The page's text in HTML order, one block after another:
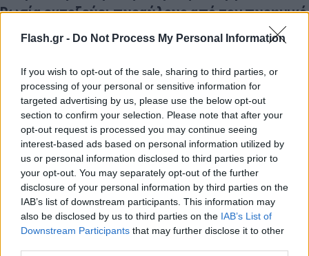
Flash.gr - Do Not Process My Personal Information
If you wish to opt-out of the sale, sharing to third parties, or
processing of your personal or sensitive information for
targeted advertising by us, please use the below opt-out
section to confirm your selection. Please note that after your
opt-out request is processed you may continue seeing
interest-based ads based on personal information utilized by
us or personal information disclosed to third parties prior to
your opt-out. You may separately opt-out of the further
disclosure of your personal information by third parties on the
IAB’s list of downstream participants. This information may
also be disclosed by us to third parties on the IAB’s List of
Downstream Participants that may further disclose it to other
Ρωσία εκτοξεύει πυραύλους από τον πυρηνικό
σταθμό στη Ζαπορίζια
Ο ρωσικός στρατός έχει αναπτύξει εκτοξευτήρες
πυραύλων στις εγκαταστάσεις του πυρηνικού
ηλεκτροπαραγωγικού σταθμού στη Ζαπορίζια
(νότια), που βρίσκεται υπό ρωσικό έλεγχο από τις
αρχές Μαρτίου, με τους οποίους σφυροκοπεί
κυρίως την περιφέρεια της Νικόπολης, ανακοίνωσε
ο επικεφαλής της Ενεργοάτομ, της ουκρανικής
επιτροπής ατομικής ενέργειας.
«Οι ρωσικές δυνάμεις κατοχής εγκατέστησαν